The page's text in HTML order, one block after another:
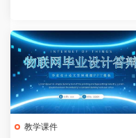
教学课件